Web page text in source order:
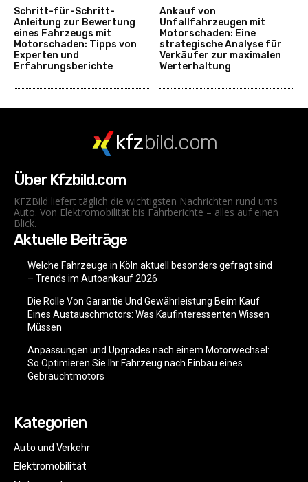
Schritt-für-Schritt-
Anleitung zur Bewertung
eines Fahrzeugs mit
Motorschaden: Tipps von
Experten und
Erfahrungsberichte
Ankauf von
Unfallfahrzeugen mit
Motorschaden: Eine
strategische Analyse für
Verkäufer zur maximalen
Werterhaltung
kfzbild.com
Über Kfzbild.com
KFZBild liefert täglich die wichtigsten Nachrichten rund ums
Auto. Von Elektromobilität bis Fahrberichte – alles auf einen
Blick.
Aktuelle Beiträge
Welche Fahrzeuge in Köln aktuell besonders gefragt sind
– Trends im Autoankauf 2026
Die Rolle Von Garantie Und Gewährleistung Beim Kauf
Eines Austauschmotors: Was Kaufinteressenten Wissen
Müssen
Anpassungen und Upgrades nach einem Motorwechsel:
So Optimieren Sie Ihr Fahrzeug nach Einbau eines
Gebrauchtmotors
Kategorien
Auto und Verkehr
Elektromobilität